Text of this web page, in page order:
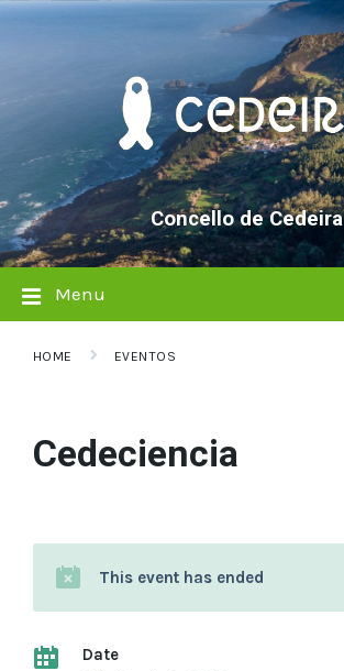
Skip
Skip
Skip
Concello de Cedeira
Menu
HOME EVENTOS
Cedeciencia
This event has ended
Date